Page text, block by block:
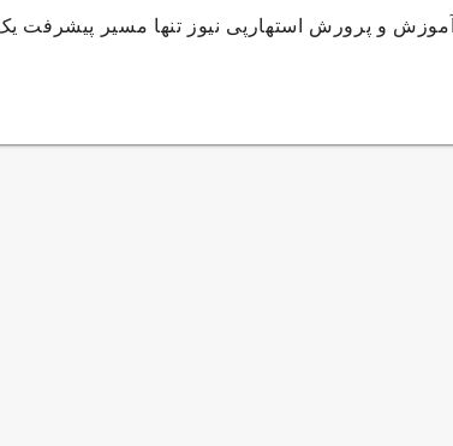
و پرورش استهارپی نیوز تنها مسیر پیشرفت